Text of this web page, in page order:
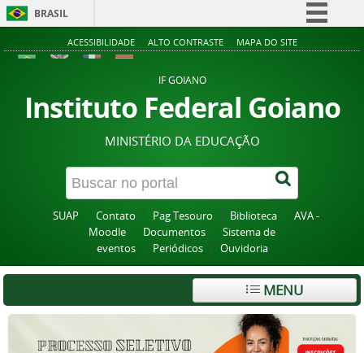
BRASIL
Simplifique!
Acesso à informação
Legislação
Canais
ACESSIBILIDADE ALTO CONTRASTE MAPA DO SITE
IF GOIANO
Instituto Federal Goiano
MINISTÉRIO DA EDUCAÇÃO
SUAP Contato Pag Tesouro Biblioteca
AVA -
Moodle
Documentos
Sistema de
eventos
Periódicos Ouvidoria
MENU